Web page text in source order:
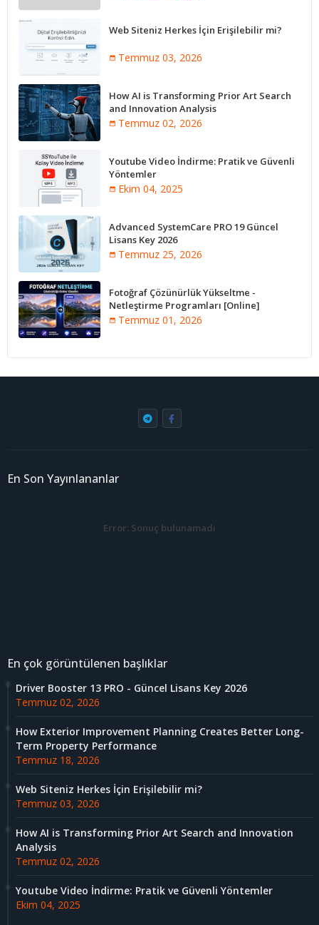
Web Siteniz Herkes İçin Erişilebilir mi?
Temmuz 03, 2026
How AI is Transforming Prior Art Search
and Innovation Analysis
Temmuz 02, 2026
Youtube Video İndirme: Pratik ve Güvenli
Yöntemler
Ekim 04, 2025
Advanced SystemCare PRO 19 Güncel
Lisans Key 2026
Temmuz 25, 2026
Fotoğraf Çözünürlük Yükseltme -
Netleştirme Programları [Online]
Temmuz 01, 2026
En Son Yayınlananlar
Error: Sonuç bulunamadı
En çok görüntülenen başlıklar
Driver Booster 13 PRO - Güncel Lisans Key 2026
Temmuz 02, 2026
How Exterior Improvement Planning Creates Better Long-
Term Property Performance
Temmuz 18, 2026
Web Siteniz Herkes İçin Erişilebilir mi?
Temmuz 03, 2026
How AI is Transforming Prior Art Search and Innovation
Analysis
Temmuz 02, 2026
Youtube Video İndirme: Pratik ve Güvenli Yöntemler
Ekim 04, 2025